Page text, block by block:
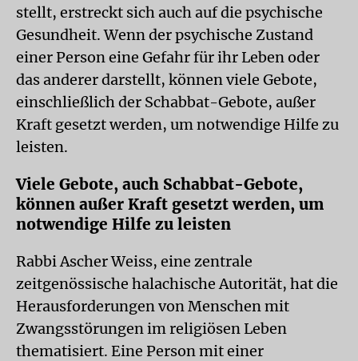
stellt, erstreckt sich auch auf die psychische
Gesundheit. Wenn der psychische Zustand
einer Person eine Gefahr für ihr Leben oder
das anderer darstellt, können viele Gebote,
einschließlich der Schabbat-Gebote, außer
Kraft gesetzt werden, um notwendige Hilfe zu
leisten.
Viele Gebote, auch Schabbat-Gebote,
können außer Kraft gesetzt werden, um
notwendige Hilfe zu leisten
Rabbi Ascher Weiss, eine zentrale
zeitgenössische halachische Autorität, hat die
Herausforderungen von Menschen mit
Zwangsstörungen im religiösen Leben
thematisiert. Eine Person mit einer